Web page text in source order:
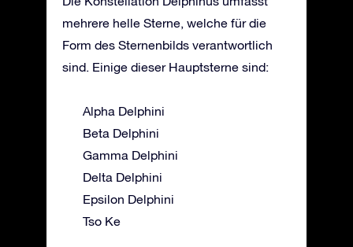
mehrere helle Sterne, welche für die
Form des Sternenbilds verantwortlich
sind. Einige dieser Hauptsterne sind:
Alpha Delphini
Beta Delphini
Gamma Delphini
Delta Delphini
Epsilon Delphini
Tso Ke